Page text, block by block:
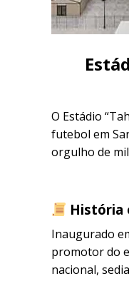
O Estádio
futebol em
orgulho de
História
Inaugurado
promotor do
nacional,